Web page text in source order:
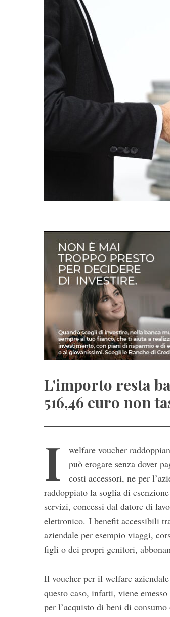
L'importo resta
516,46 euro non
I
welfare voucher
può erogare senza dover
costi accessori, ne per
raddoppiato la soglia di
servizi, concessi dal datore di
elettronico. I benefit accessibili
aziendale per esempio viaggi,
figli o dei propri genitori,
Il voucher per il welfare
questo caso, infatti, viene
per l’acquisto di beni di
S
a
h